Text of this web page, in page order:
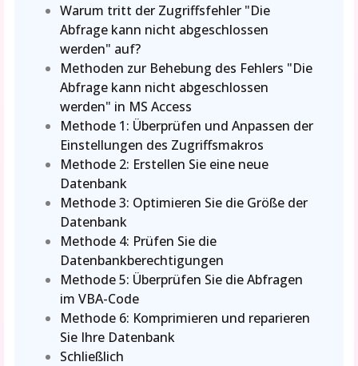
Warum tritt der Zugriffsfehler "Die
Abfrage kann nicht abgeschlossen
werden" auf?
Methoden zur Behebung des Fehlers "Die
Abfrage kann nicht abgeschlossen
werden" in MS Access
Methode 1: Überprüfen und Anpassen der
Einstellungen des Zugriffsmakros
Methode 2: Erstellen Sie eine neue
Datenbank
Methode 3: Optimieren Sie die Größe der
Datenbank
Methode 4: Prüfen Sie die
Datenbankberechtigungen
Methode 5: Überprüfen Sie die Abfragen
im VBA-Code
Methode 6: Komprimieren und reparieren
Sie Ihre Datenbank
Schließlich